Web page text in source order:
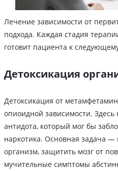
Лечение зависимости от
подхода. Каждая стадия
готовит пациента к
Детоксикация
Детоксикация от
опиоидной зависимости. Здесь
антидота, который мог бы
наркотика. Основная задача
организм, защитить мозг от
мучительные симптомы